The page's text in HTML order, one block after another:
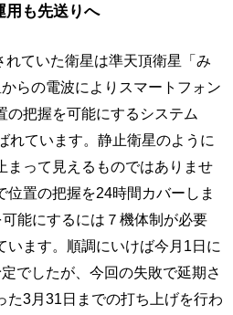
用も先送りへ
ていた衛星は準天頂衛星「み
らの電波によりスマートフォン
の把握を可能にするシステム
れています。静止衛星のように
まって見えるものではありませ
位置の把握を24時間カバーしま
能にするには７機体制が必要
います。順調にいけば今月1日に
でしたが、今回の失敗で延期さ
た3月31日までの打ち上げを行わ